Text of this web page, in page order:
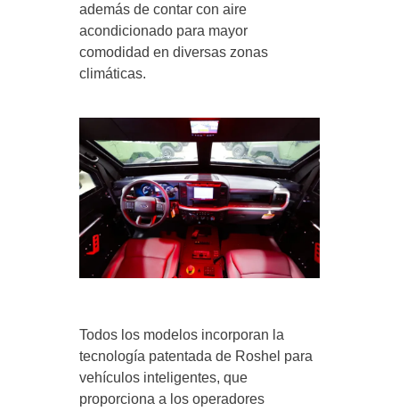
además de contar con aire
acondicionado para mayor
comodidad en diversas zonas
climáticas.
Todos los modelos incorporan la
tecnología patentada de Roshel para
vehículos inteligentes, que
proporciona a los operadores